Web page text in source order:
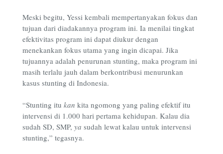
Meski begitu, Yessi kembali mempertanyakan fokus dan
tujuan dari diadakannya program ini. Ia menilai tingkat
efektivitas program ini dapat diukur dengan
menekankan fokus utama yang ingin dicapai. Jika
tujuannya adalah penurunan stunting, maka program ini
masih terlalu jauh dalam berkontribusi menurunkan
kasus stunting di Indonesia.
“Stunting itu kan kita ngomong yang paling efektif itu
intervensi di 1.000 hari pertama kehidupan. Kalau dia
sudah SD, SMP, ya sudah lewat kalau untuk intervensi
stunting,” tegasnya.